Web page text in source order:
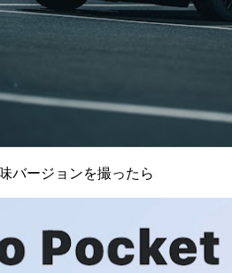
バージョンを撮ったら